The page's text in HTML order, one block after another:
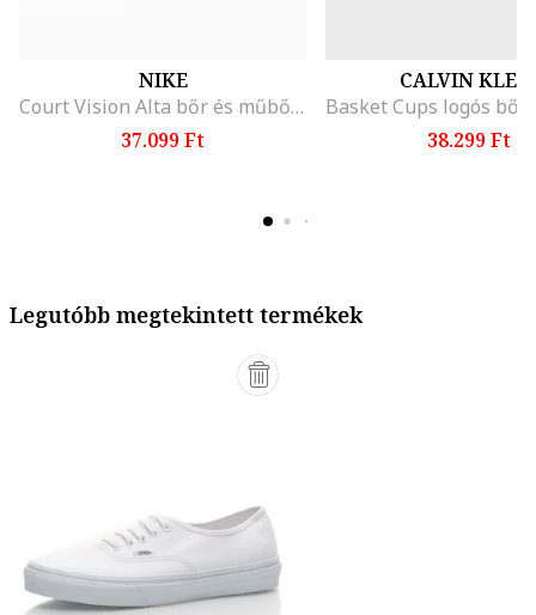
NIKE
Court Vision Alta bőr és műbőr flatform sneaker, Fehér/Fekete
37.099 Ft
CALVIN
38.299 Ft
Legutóbb megtekintett termékek